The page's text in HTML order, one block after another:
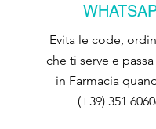
Evita le code,
che ti serve e
in Farmacia
(+39) 351